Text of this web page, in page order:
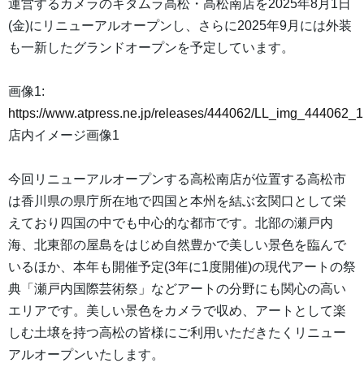
運営するカメラのキタムラ高松・高松南店を2025年8月1日
(金)にリニューアルオープンし、さらに2025年9月には外装
も一新したグランドオープンを予定しています。
画像1:
https://www.atpress.ne.jp/releases/444062/
店内イメージ画像1
今回リニューアルオープンする高松南店が位置する高松市
は香川県の県庁所在地で四国と本州を結ぶ玄関口として栄
えており四国の中でも中心的な都市です。北部の瀬戸内
海、北東部の屋島をはじめ自然豊かで美しい景色を臨んで
いるほか、本年も開催予定(3年に1度開催)の現代アートの祭
典「瀬戸内国際芸術祭」などアートの分野にも関心の高い
エリアです。美しい景色をカメラで収め、アートとして楽
しむ土壌を持つ高松の皆様にご利用いただきたくリニュー
アルオープンいたします。